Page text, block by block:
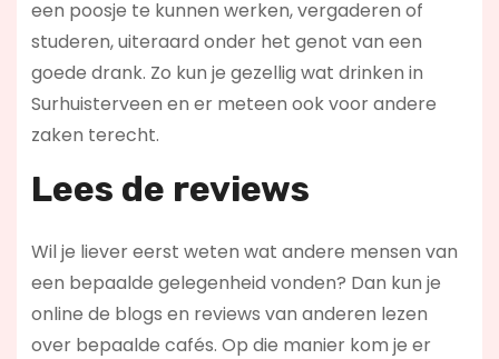
een poosje te kunnen werken, vergaderen of
studeren, uiteraard onder het genot van een
goede drank. Zo kun je gezellig wat drinken in
Surhuisterveen en er meteen ook voor andere
zaken terecht.
Lees de reviews
Wil je liever eerst weten wat andere mensen van
een bepaalde gelegenheid vonden? Dan kun je
online de blogs en reviews van anderen lezen
over bepaalde cafés. Op die manier kom je er